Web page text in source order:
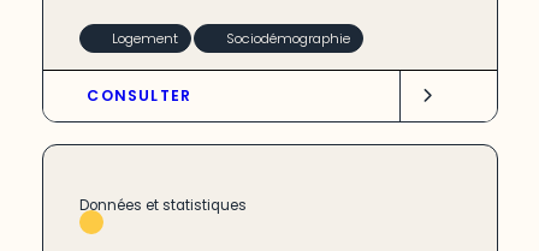
Logement Sociodémographie
CONSULTER
Données et statistiques